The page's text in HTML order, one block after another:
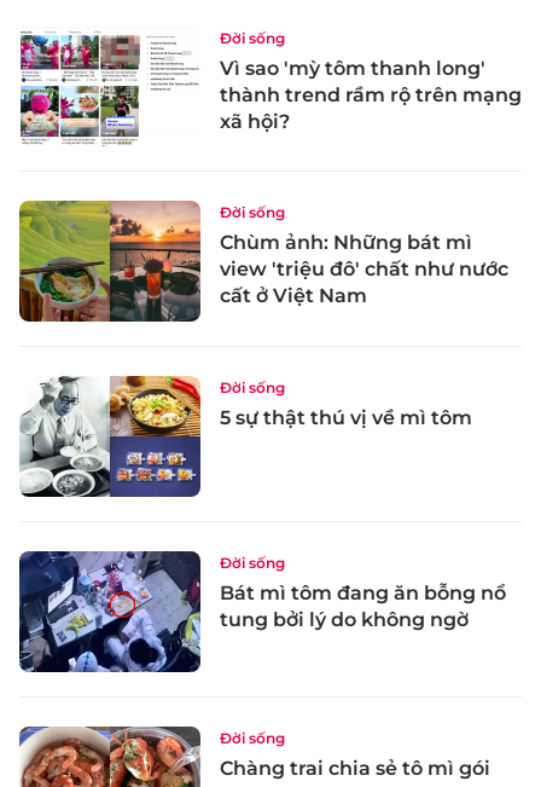
Đời sống
Vì sao 'mỳ tôm thanh long'
thành trend rầm rộ trên mạng
xã hội?
Đời sống
Chùm ảnh: Những bát mì
view 'triệu đô' chất như nước
cất ở Việt Nam
Đời sống
5 sự thật thú vị về mì tôm
Đời sống
Bát mì tôm đang ăn bỗng nổ
tung bởi lý do không ngờ
Đời sống
Chàng trai chia sẻ tô mì gói